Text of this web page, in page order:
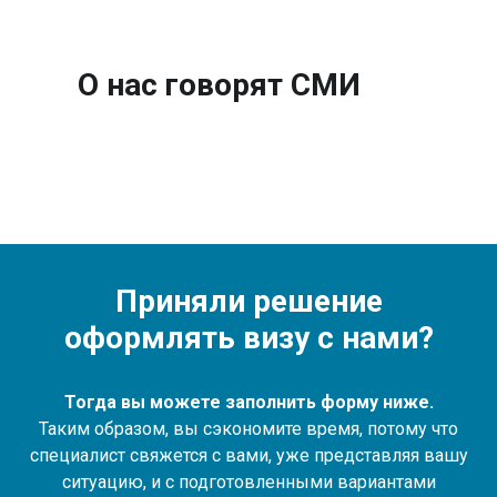
О нас говорят СМИ
Приняли решение
оформлять визу с нами?
Тогда вы можете заполнить форму ниже.
Таким образом, вы сэкономите время, потому что
специалист свяжется с вами, уже представляя вашу
ситуацию, и с подготовленными вариантами